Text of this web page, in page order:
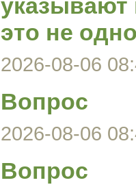
это не
2026-08-06
Вопрос
2026-08-06
Вопрос